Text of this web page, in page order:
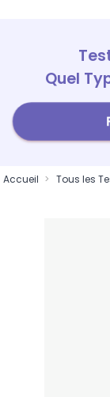
Quel
Accueil Tous les